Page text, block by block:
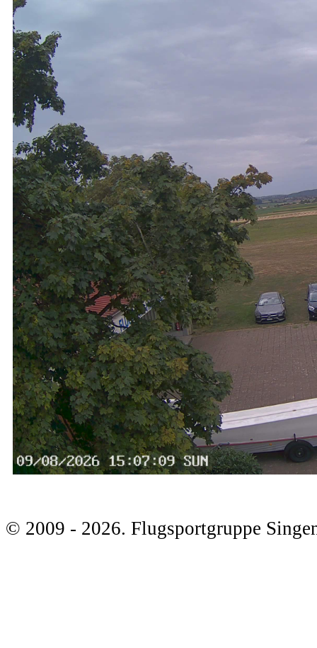
© 2009 - 2026. Flugsportgruppe